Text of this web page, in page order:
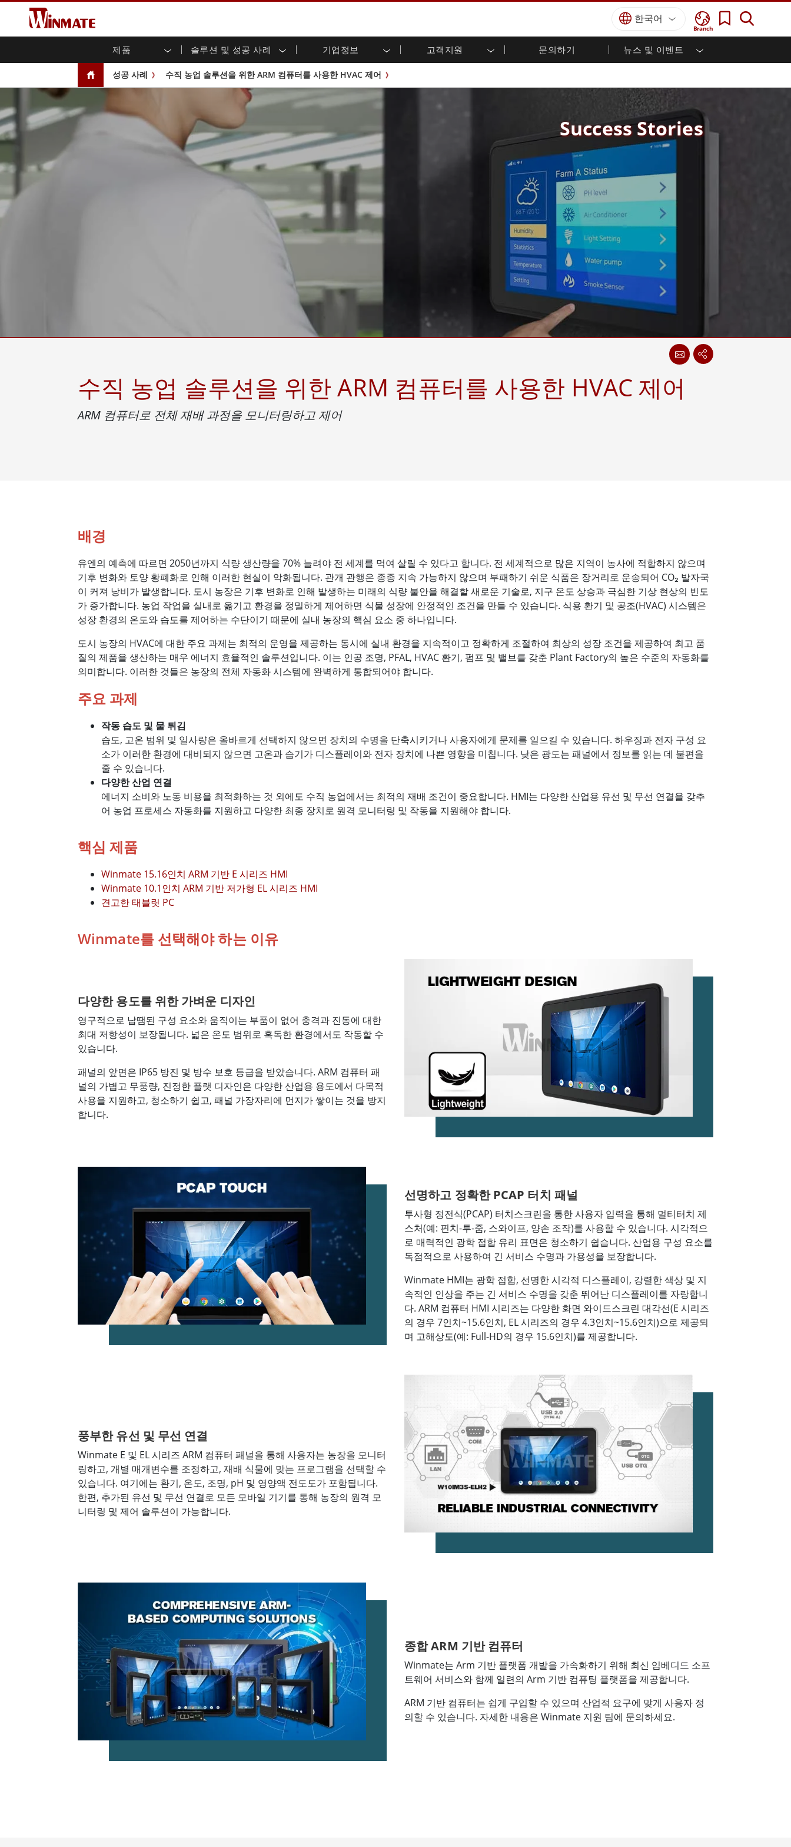
Branch
한국어
제품 솔루션 및 성공 사례 기업정보 고객지원 문의하기 뉴스 및 이벤트
엔터프라이즈 모빌리티
러기드 노트북
휴대용 컴퓨터
Windows 러기드 태블릿
안드로이드 러기드 태블릿
산업용 디스플레이
멀티터치(P-CAP)
오픈 프레임
패널 마운트
전면 IP65
PoE 터치
USB Type-C
스테인리스 시리
실외 디스플레이
G-WIN 시리즈 /
IP67
ATEX 등급
랙 마운트
바 유형 디스플레
HMI(P-CAP 터치)
G-WIN 시리즈 / IP67 설계
국방부 러기드 노트북
국방부 러기드 태블릿
디펜스 울트라 러기드 태블릿
국방 패널 PC
디펜스 디스플레이 / NVIS 디스플레이
방어 서버
지상 관제소
임베디드 컴퓨팅
박스 PC / 방수 러기드 PC IP65
IoT 게이트웨이
해양 등급
해양 패널 PC
해양 디스플레이
해양 임베디드 컴퓨터
석유 및 가스, ATEX 등급
ATEX 등급 러기드 태블릿
ATEX 등급 내구성형 핸드헬드
ATEX 등급 패널 PC
엣지 AI 패널 PC
스테인리스 스틸 등급
스테인리스 스틸 패널 PC
스테인리스 스틸 디스플레이
견고한 로봇 컨트롤러 솔루션 AI 준비
농업
교통 식품 및 위생 산업
해양
공공 안전
IIoT 및 엣지 컴퓨팅 창고 및 물류
지능형 로보틱스 시스템
재생 에너지
셀프 서비스 키오스크
정부
금속 및 광산
성공 사례
Winmate에 대하여 투자자 관계
보증 다운로드 센터
마케팅 포털
파일 공유
새로운 제품 뉴스레터
무역 박람회 이벤트
유튜브 채널 VR 엑스포
인증／준수
핵심 기술
블로그
성공 사례 수직 농업 솔루션을 위한 ARM 컴퓨터를 사용한 HVAC 제어
Success Stories
수직 농업 솔루션을 위한 ARM 컴퓨터를 사용한 HVAC 제어
ARM 컴퓨터로 전체 재배 과정을 모니터링하고 제어
배경
유엔의 예측에 따르면 2050년까지 식량 생산량을 70% 늘려야 전 세계를 먹여 살릴 수 있다고 합니다. 전 세계적으로 많은 지역이 농사에 적합하지 않으며
기후 변화와 토양 황폐화로 인해 이러한 현실이 악화됩니다. 관개 관행은 종종 지속 가능하지 않으며 부패하기 쉬운 식품은 장거리로 운송되어 CO₂ 발자국
이 커져 낭비가 발생합니다. 도시 농장은 기후 변화로 인해 발생하는 미래의 식량 불안을 해결할 새로운 기술로, 지구 온도 상승과 극심한 기상 현상의 빈도
가 증가합니다. 농업 작업을 실내로 옮기고 환경을 정밀하게 제어하면 식물 성장에 안정적인 조건을 만들 수 있습니다. 식용 환기 및 공조(HVAC) 시스템은
성장 환경의 온도와 습도를 제어하는 ​​수단이기 때문에 실내 농장의 핵심 요소 중 하나입니다.
도시 농장의 HVAC에 대한 주요 과제는 최적의 운영을 제공하는 동시에 실내 환경을 지속적이고 정확하게 조절하여 최상의 성장 조건을 제공하여 최고 품
질의 제품을 생산하는 매우 에너지 효율적인 솔루션입니다. 이는 인공 조명, PFAL, HVAC 환기, 펌프 및 밸브를 갖춘 Plant Factory의 높은 수준의 자동화를
의미합니다. 이러한 것들은 농장의 전체 자동화 시스템에 완벽하게 통합되어야 합니다.
주요 과제
작동 습도 및 물 튀김
습도, 고온 범위 및 일사량은 올바르게 선택하지 않으면 장치의 수명을 단축시키거나 사용자에게 문제를 일으킬 수 있습니다. 하우징과 전자 구성 요
소가 이러한 환경에 대비되지 않으면 고온과 습기가 디스플레이와 전자 장치에 나쁜 영향을 미칩니다. 낮은 광도는 패널에서 정보를 읽는 데 불편을
줄 수 있습니다.
다양한 산업 연결
에너지 소비와 노동 비용을 최적화하는 것 외에도 수직 농업에서는 최적의 재배 조건이 중요합니다. HMI는 다양한 산업용 유선 및 무선 연결을 갖추
어 농업 프로세스 자동화를 지원하고 다양한 최종 장치로 원격 모니터링 및 작동을 지원해야 합니다.
핵심 제품
Winmate 15.16인치 ARM 기반 E 시리즈 HMI
Winmate 10.1인치 ARM 기반 저가형 EL 시리즈 HMI
견고한 태블릿 PC
Winmate를 선택해야 하는 이유
다양한 용도를 위한 가벼운 디자인
영구적으로 납땜된 구성 요소와 움직이는 부품이 없어 충격과 진동에 대한
최대 저항성이 보장됩니다. 넓은 온도 범위로 혹독한 환경에서도 작동할 수
있습니다.
패널의 앞면은 IP65 방진 및 방수 보호 등급을 받았습니다. ARM 컴퓨터 패
널의 가볍고 무풍량, 진정한 플랫 디자인은 다양한 산업용 용도에서 다목적
사용을 지원하고, 청소하기 쉽고, 패널 가장자리에 먼지가 쌓이는 것을 방지
합니다.
선명하고 정확한 PCAP 터치 패널
투사형 정전식(PCAP) 터치스크린을 통한 사용자 입력을 통해 멀티터치 제
스처(예: 핀치-투-줌, 스와이프, 양손 조작)를 사용할 수 있습니다. 시각적으
로 매력적인 광학 접합 유리 표면은 청소하기 쉽습니다. 산업용 구성 요소를
독점적으로 사용하여 긴 서비스 수명과 가용성을 보장합니다.
Winmate HMI는 광학 접합, 선명한 시각적 디스플레이, 강렬한 색상 및 지
속적인 인상을 주는 긴 서비스 수명을 갖춘 뛰어난 디스플레이를 자랑합니
다. ARM 컴퓨터 HMI 시리즈는 다양한 화면 와이드스크린 대각선(E 시리즈
의 경우 7인치~15.6인치, EL 시리즈의 경우 4.3인치~15.6인치)으로 제공되
며 고해상도(예: Full-HD의 경우 15.6인치)를 제공합니다.
풍부한 유선 및 무선 연결
Winmate E 및 EL 시리즈 ARM 컴퓨터 패널을 통해 사용자는 농장을 모니터
링하고, 개별 매개변수를 조정하고, 재배 식물에 맞는 프로그램을 선택할 수
있습니다. 여기에는 환기, 온도, 조명, pH 및 영양액 전도도가 포함됩니다.
한편, 추가된 유선 및 무선 연결로 모든 모바일 기기를 통해 농장의 원격 모
니터링 및 제어 솔루션이 가능합니다.
종합 ARM 기반 컴퓨터
Winmate는 Arm 기반 플랫폼 개발을 가속화하기 위해 최신 임베디드 소프
트웨어 서비스와 함께 일련의 Arm 기반 컴퓨팅 플랫폼을 제공합니다.
ARM 기반 컴퓨터는 쉽게 구입할 수 있으며 산업적 요구에 맞게 사용자 정
의할 수 있습니다. 자세한 내용은 Winmate 지원 팀에 문의하세요.